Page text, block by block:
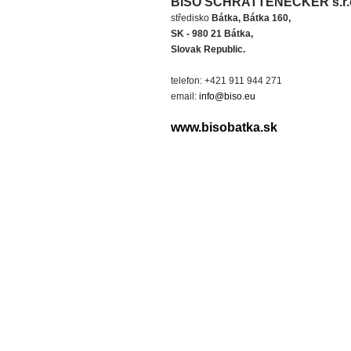
středisko Bátka, Bátka 160,
SK - 980 21 Bátka,
Slovak Republic.
telefon: +421 911 944 271
email: info@biso.eu
www.bisobatka.sk